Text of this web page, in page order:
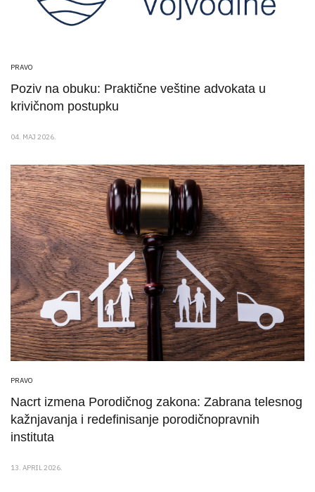
PRAVO
Poziv na obuku: Praktične veštine advokata u
krivičnom postupku
04. MAJ 2026.
PRAVO
Nacrt izmena Porodičnog zakona: Zabrana telesnog
kažnjavanja i redefinisanje porodičnopravnih
instituta
13. APRIL 2026.